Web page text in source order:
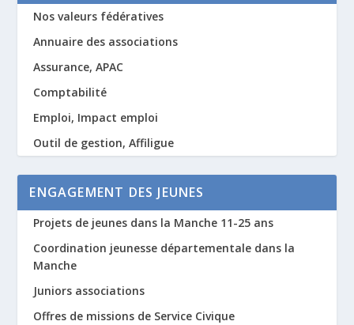
Nos valeurs fédératives
Annuaire des associations
Assurance, APAC
Comptabilité
Emploi, Impact emploi
Outil de gestion, Affiligue
ENGAGEMENT DES JEUNES
Projets de jeunes dans la Manche 11-25 ans
Coordination jeunesse départementale dans la
Manche
Juniors associations
Offres de missions de Service Civique